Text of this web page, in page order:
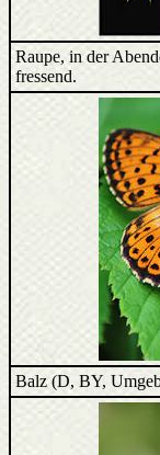
Raupe, in der
fressend.
Balz (D, BY,